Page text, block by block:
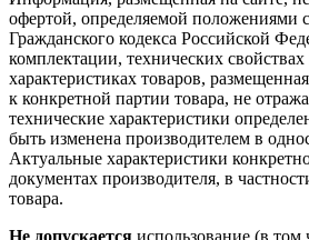
офертой, определяемой положениями
Гражданского кодекса Российской
комплектации, технических
характеристиках товаров,
к конкретной партии товара, не
технические характеристики
быть изменена производителем в
Актуальные характеристики
документах производителя, в
товара.
Не допускается использование (в том